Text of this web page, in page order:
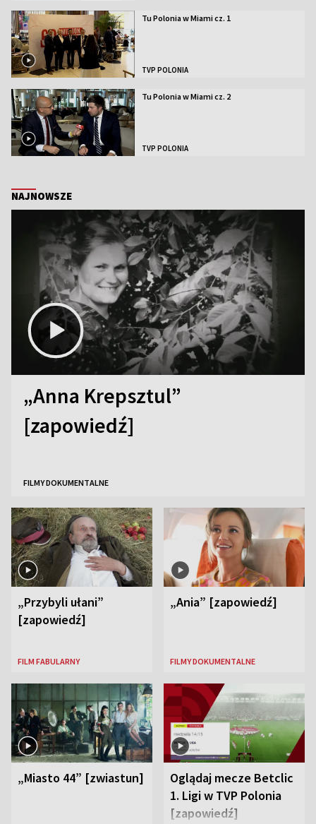
Tu Polonia w Miami cz. 1
TVP POLONIA
Tu Polonia w Miami cz. 2
TVP POLONIA
NAJNOWSZE
„Anna Krepsztul”
[zapowiedź]
FILMY DOKUMENTALNE
„Przybyli ułani”
[zapowiedź]
FILM FABULARNY
„Ania” [zapowiedź]
FILMY DOKUMENTALNE
„Miasto 44” [zwiastun]
Oglądaj mecze Betclic
1. Ligi w TVP Polonia
[zapowiedź]